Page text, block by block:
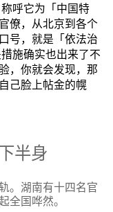
呼它为「中国特
僚，从北京到各个
号，就是「依法治
施确实也出来了不
，你就会发现，那
己脸上帖金的幌
半身
。湖南有十四名官
全国哗然。